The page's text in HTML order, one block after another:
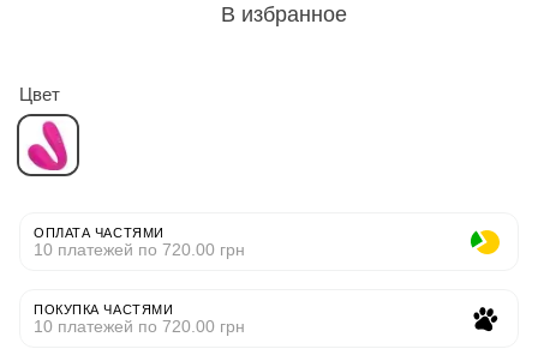
В избранное
Цвет
ОПЛАТА ЧАСТЯМИ
10 платежей по 720.00 грн
ПОКУПКА ЧАСТЯМИ
10 платежей по 720.00 грн